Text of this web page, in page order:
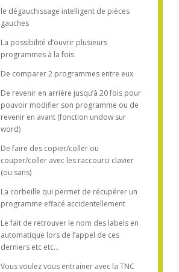
le dégauchissage intelligent de pièces
gauches
La possibilité d’ouvrir plusieurs
programmes à la fois
De comparer 2 programmes entre eux
De revenir en arrière jusqu’à 20 fois pour
pouvoir modifier son programme ou de
revenir en avant (fonction undow sur
word)
De faire des copier/coller ou
couper/coller avec les raccourci clavier
(ou sans)
La corbeille qui permet de récupérer un
programme effacé accidentellement
Le fait de retrouver le nom des labels en
automatique lors de l’appel de ces
derniers etc etc…
Vous voulez vous entrainer avec la TNC